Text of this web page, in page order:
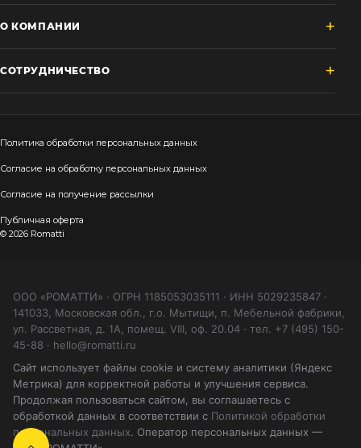
О КОМПАНИИ
СОТРУДНИЧЕСТВО
Политика обработки персональных данных
Согласие на обработку персональных данных
Согласие на получение рассылки
Публичная оферта
© 2026 Romatti
ООО «РОМАТТИ» · ОГРН 1185053035111 · ИНН 5029235847 ·
141033, Московская обл., г.о. Мытищи, п. Мебельной фабрики,
ул. Рассветная, д. 1А, помещ. VIII, оф. 20.04 · тел. +7 (495) 150-
45-88 · hello@romatti.ru
Сайт использует файлы cookie и систему аналитики (Яндекс
Метрика) для корректной работы и улучшения сервиса.
Продолжая пользоваться сайтом, вы соглашаетесь с
обработкой данных в соответствии с Политикой обработки
персональных данных. Оператор персональных данных —